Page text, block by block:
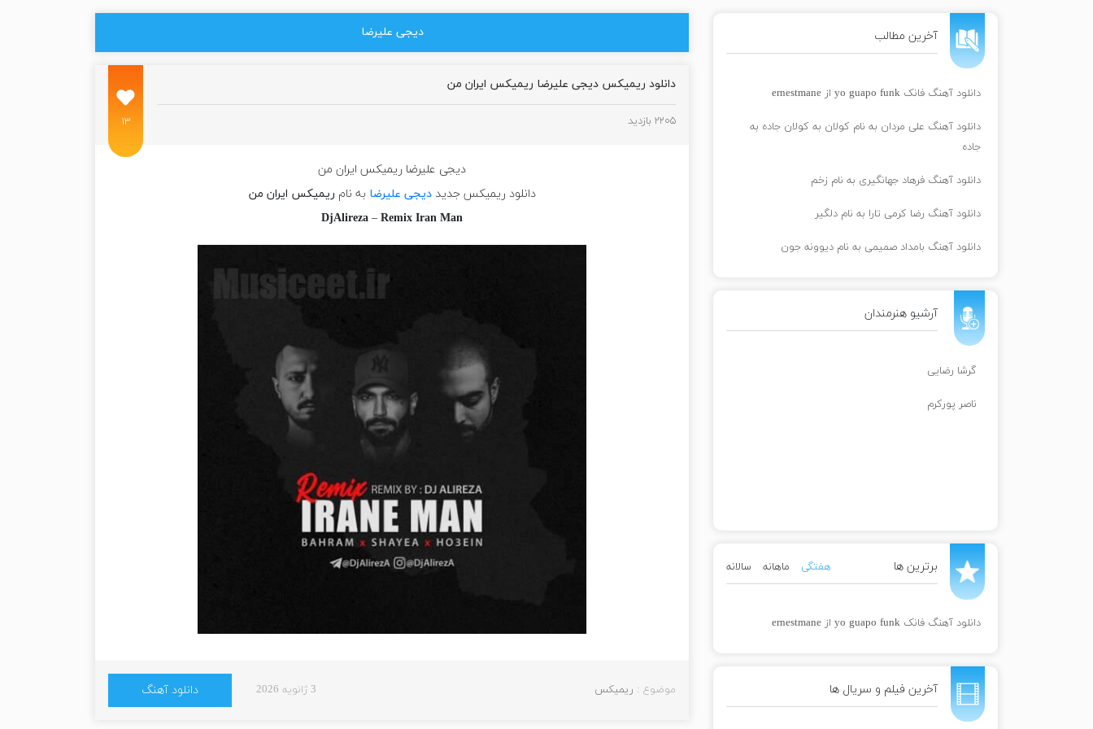
آخرین مطالب
دانلود آهنگ فانک yo guapo funk از ernestmane
دانلود آهنگ علی مردان به نام کولان به کولان جاده به
جاده
دانلود آهنگ فرهاد جهانگیری به نام زخم
دانلود آهنگ رضا کرمی تارا به نام دلگیر
دانلود آهنگ بامداد صمیمی به نام دیوونه جون
آرشیو هنرمندان
گرشا رضایی
ناصر پورکرم
برترین ها هفتگی ماهانه سالانه
دانلود آهنگ فانک yo guapo funk از ernestmane
آخرین فیلم و سریال ها
دیجی علیرضا
دانلود ریمیکس دیجی علیرضا ریمیکس ایران من
۲۲۰۵ بازدید ۱۳
دیجی علیرضا ریمیکس ایران من
دانلود ریمیکس جدیددیجی علیرضا به نام ریمیکس ایران من
DjAlireza – Remix Iran Man
موضوع : ریمیکس 3 ژانویه 2026 دانلود آهنگ